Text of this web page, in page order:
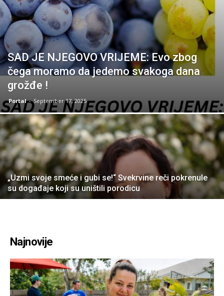
SAD JE NJEGOVO VRIJEME: Evo zbog
čega moramo da jedemo svakoga dana
grožđe !
Portal - September 17, 2025
„Uzmi svoje smeće i gubi se!“ Svekrvine reči pokrenule
su događaje koji su uništili porodicu
Najnovije